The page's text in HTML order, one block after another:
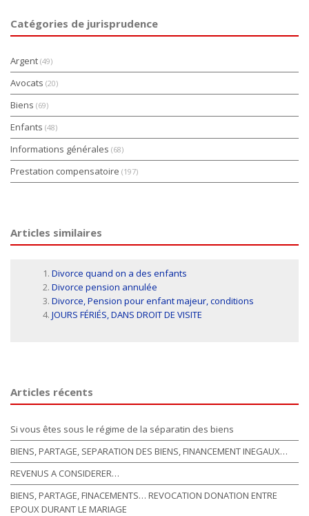
Catégories de jurisprudence
Argent (49)
Avocats (20)
Biens (69)
Enfants (48)
Informations générales (68)
Prestation compensatoire (197)
Articles similaires
Divorce quand on a des enfants
Divorce pension annulée
Divorce, Pension pour enfant majeur, conditions
JOURS FÉRIÉS, DANS DROIT DE VISITE
Articles récents
Si vous êtes sous le régime de la séparatin des biens
BIENS, PARTAGE, SEPARATION DES BIENS, FINANCEMENT INEGAUX…
REVENUS A CONSIDERER…
BIENS, PARTAGE, FINACEMENTS… REVOCATION DONATION ENTRE
EPOUX DURANT LE MARIAGE